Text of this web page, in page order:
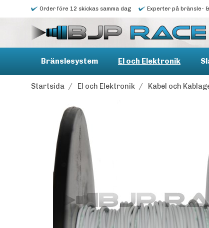
Order före 12 skickas samma dag Experter på bränsle-
Bränslesystem El och Elektronik
Startsida / El och Elektronik / Kabel och